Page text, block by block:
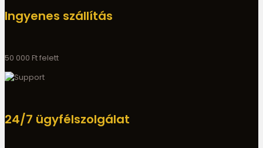
Ingyenes szállítás
50 000 Ft felett
24/7 ügyfélszolgálat